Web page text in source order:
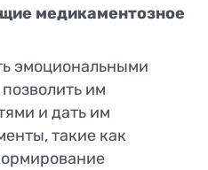
медикаментозное
эмоциональными
им
и дать им
такие как